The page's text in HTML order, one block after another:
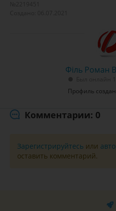
Філь Роман
Профиль
Комментарии: 0
Зарегистрируйтесь или
оставить комментарий.